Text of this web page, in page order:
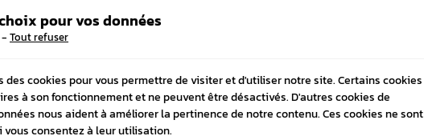
VÉHICULES COMPATIBLE
pour vos données
- Tout refuser
des cookies pour vous permettre de visiter et d'utiliser notre site. Certains cookies
à son fonctionnement et ne peuvent être désactivés. D'autres cookies de
nous aident à améliorer la pertinence de notre contenu. Ces cookies ne sont
vous consentez à leur utilisation.